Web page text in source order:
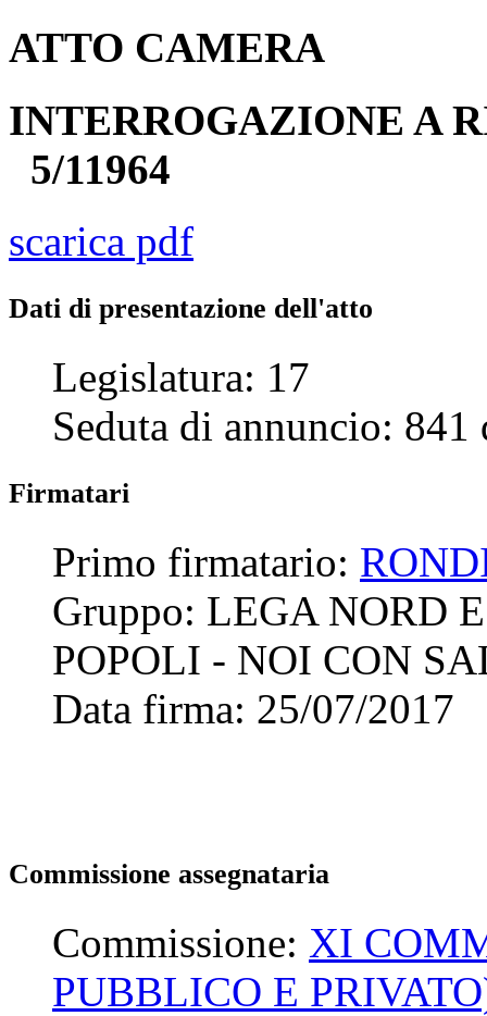
ATTO CAMERA
INTERROGAZIONE A
5/11964
scarica pdf
Dati di presentazione dell'atto
Legislatura: 17
Seduta di annuncio: 841
Firmatari
Primo firmatario:
Gruppo: LEGA NORD
POPOLI - NOI CON
Data firma: 25/07/2017
Commissione assegnataria
Commissione: XI
PUBBLICO E